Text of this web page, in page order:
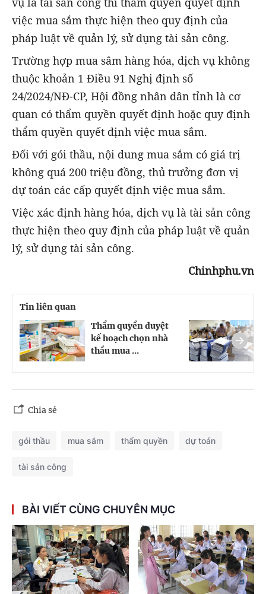
việc mua sắm thực hiện theo quy định của
pháp luật về quản lý, sử dụng tài sản công.
Trường hợp mua sắm hàng hóa, dịch vụ không
thuộc khoản 1 Điều 91 Nghị định số
24/2024/NĐ-CP, Hội đồng nhân dân tỉnh là cơ
quan có thẩm quyền quyết định hoặc quy định
thẩm quyền quyết định việc mua sắm.
Đối với gói thầu, nội dung mua sắm có giá trị
không quá 200 triệu đồng, thủ trưởng đơn vị
dự toán các cấp quyết định việc mua sắm.
Việc xác định hàng hóa, dịch vụ là tài sản công
thực hiện theo quy định của pháp luật về quản
lý, sử dụng tài sản công.
Chinhphu.vn
Tin liên quan
Thẩm quyền duyệt
kế hoạch chọn nhà
thầu mua ...
Chia sẻ
gói thầu mua sắm thẩm quyền dự toán
tài sản công
BÀI VIẾT CÙNG CHUYÊN MỤC